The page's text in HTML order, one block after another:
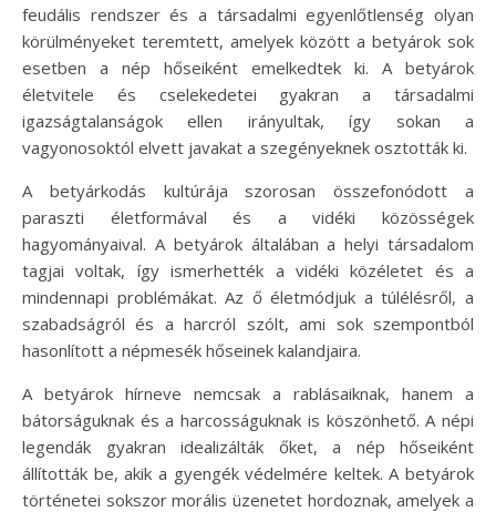
feudális rendszer és a társadalmi egyenlőtlenség olyan
körülményeket teremtett, amelyek között a betyárok sok
esetben a nép hőseiként emelkedtek ki. A betyárok
életvitele és cselekedetei gyakran a társadalmi
igazságtalanságok ellen irányultak, így sokan a
vagyonosoktól elvett javakat a szegényeknek osztották ki.
A betyárkodás kultúrája szorosan összefonódott a
paraszti életformával és a vidéki közösségek
hagyományaival. A betyárok általában a helyi társadalom
tagjai voltak, így ismerhették a vidéki közéletet és a
mindennapi problémákat. Az ő életmódjuk a túlélésről, a
szabadságról és a harcról szólt, ami sok szempontból
hasonlított a népmesék hőseinek kalandjaira.
A betyárok hírneve nemcsak a rablásaiknak, hanem a
bátorságuknak és a harcosságuknak is köszönhető. A népi
legendák gyakran idealizálták őket, a nép hőseiként
állították be, akik a gyengék védelmére keltek. A betyárok
történetei sokszor morális üzenetet hordoznak, amelyek a